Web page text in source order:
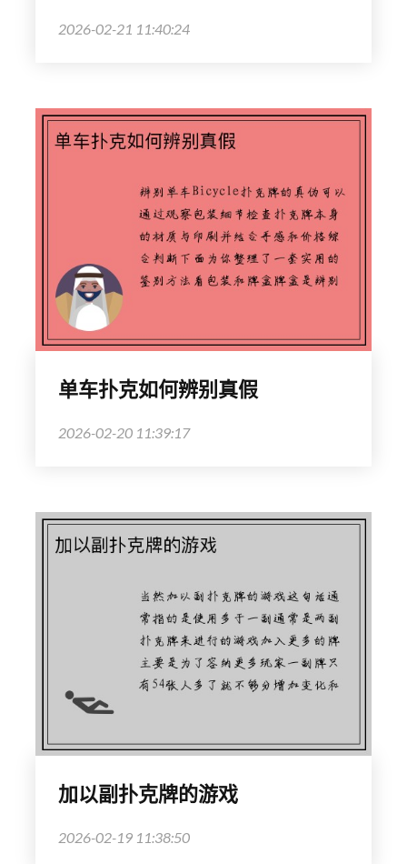
2026-02-21 11:40:24
单车扑克如何辨别真假
2026-02-20 11:39:17
加以副扑克牌的游戏
2026-02-19 11:38:50